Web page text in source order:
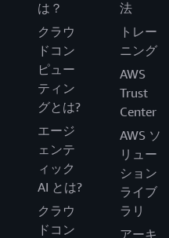
は？
クラウ
ドコン
ピュー
ティン
グとは?
エージ
ェンテ
ィック
AI とは?
クラウ
ドコン
法
トレー
ニング
AWS
Trust
Center
AWS ソ
リュー
ション
ライブ
ラリ
アーキ